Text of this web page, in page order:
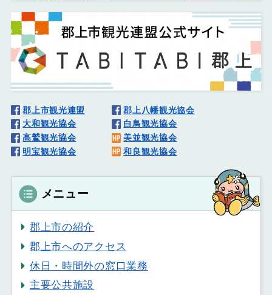
郡上市観光連盟
郡上八幡観光協会
大和観光協会
白鳥観光協会
高鷲観光協会
美並観光協会
明宝観光協会
和良観光協会
メニュー
郡上市の紹介
郡上市へのアクセス
休日・時間外の窓口業務
主要公共施設